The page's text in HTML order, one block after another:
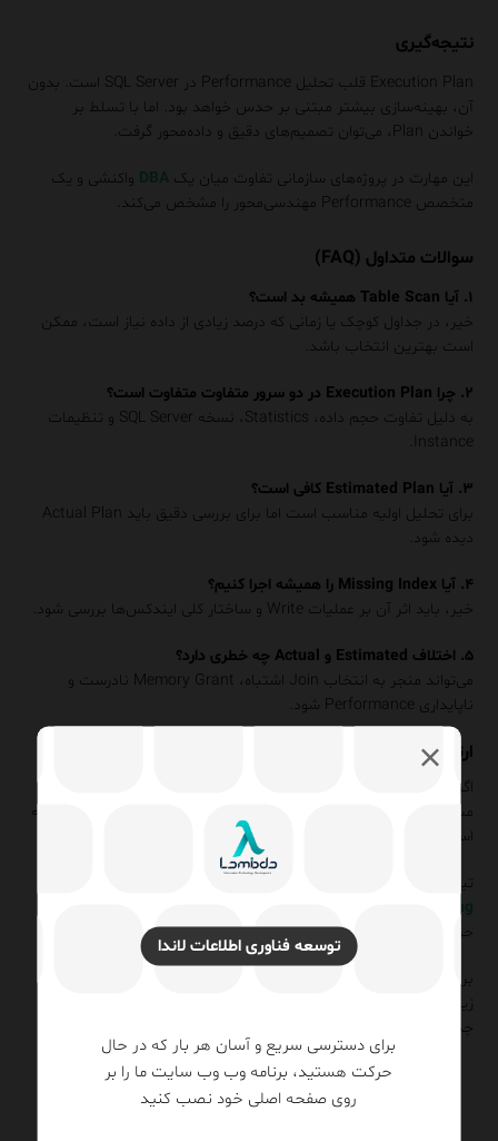
توسعه فناوری اطلاعات لاندا
برای دسترسی سریع و آسان هر بار که در حال
حرکت هستید، برنامه وب وب سایت ما را بر
روی صفحه اصلی خود نصب کنید
نتیجه‌گیری
Execution Plan قلب تحلیل Performance در SQL Server است. بدون
آن، بهینه‌سازی بیشتر مبتنی بر حدس خواهد بود. اما با تسلط بر
خواندن Plan، می‌توان تصمیم‌های دقیق و داده‌محور گرفت.
این مهارت در پروژه‌های سازمانی تفاوت میان یکDBA واکنشی و یک
متخصص Performance مهندسی‌محور را مشخص می‌کند.
سوالات متداول (FAQ)
۱. آیا Table Scan همیشه بد است؟
خیر، در جداول کوچک یا زمانی که درصد زیادی از داده نیاز است، ممکن
است بهترین انتخاب باشد.
۲. چرا Execution Plan در دو سرور متفاوت متفاوت است؟
به دلیل تفاوت حجم داده، Statistics، نسخه SQL Server و تنظیمات
Instance.
۳. آیا Estimated Plan کافی است؟
برای تحلیل اولیه مناسب است اما برای بررسی دقیق باید Actual Plan
دیده شود.
۴. آیا Missing Index را همیشه اجرا کنیم؟
خیر، باید اثر آن بر عملیات Write و ساختار کلی ایندکس‌ها بررسی شود.
۵. اختلاف Estimated و Actual چه خطری دارد؟
می‌تواند منجر به انتخاب Join اشتباه، Memory Grant نادرست و
ناپایداری Performance شود.
ارتقای مهارت تحلیل Performance در سازمان شما
مشاهده می‌شود یا تیم فنی در خواندن Execution Plan با چالش مواجه
است، زمان آن رسیده که تحلیل Performance را ساختارمند کنید.
تیم تخصصی
Performance Tuning
حرفه‌ای و تصمیم‌سازی داده‌محور ارتقا می‌دهد.
برای دریافت مشاوره تخصصی و طراحی مسیر آموزشی متناسب با
زیرساخت سازمانی خود، با کارشناسان
جدی به سمت SQL Server پایدار و مقیاس‌پذیر بردارید.
روزبه امیرعصامی